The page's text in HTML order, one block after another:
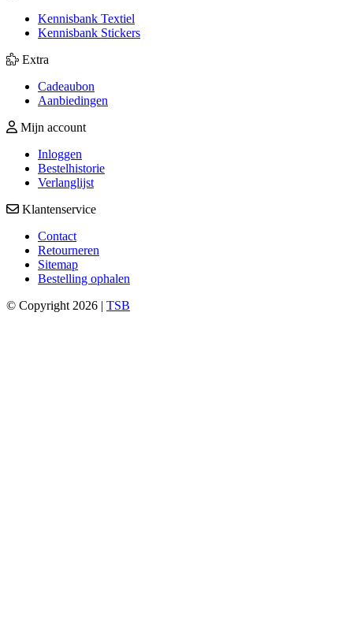
Kennisbank Textiel
Kennisbank Stickers
Extra
Cadeaubon
Aanbiedingen
Mijn account
Inloggen
Bestelhistorie
Verlanglijst
Klantenservice
Contact
Retourneren
Sitemap
Bestelling ophalen
© Copyright 2026 | TSB